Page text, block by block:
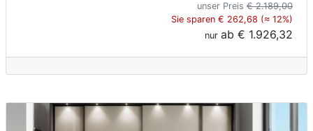
unser Preis € 2.189,00
Sie sparen € 262,68 (≈ 12%)
nur ab € 1.926,32